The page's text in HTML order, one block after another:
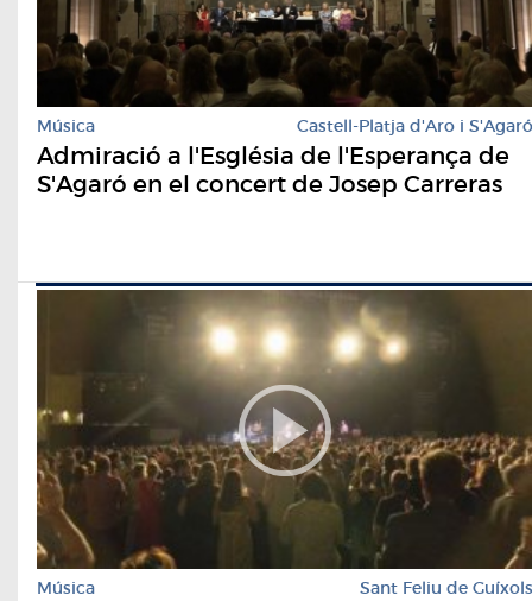
Música Castell-Platja d'Aro i S'Agaró
Admiració a l'Església de l'Esperança de
S'Agaró en el concert de Josep Carreras
Música Sant Feliu de Guíxols